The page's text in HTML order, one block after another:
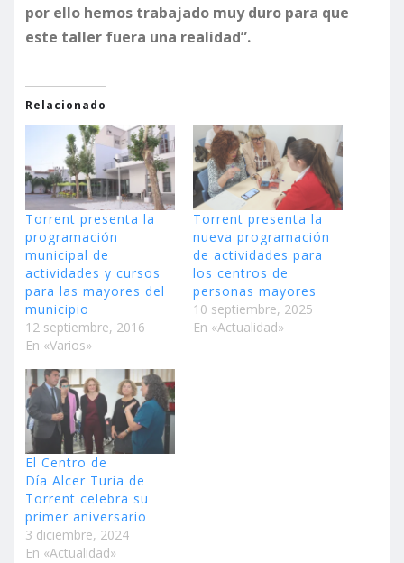
por ello hemos trabajado muy duro para que
este taller fuera una realidad”.
Relacionado
Torrent presenta la
programación
municipal de
actividades y cursos
para las mayores del
municipio
12 septiembre, 2016
En «Varios»
Torrent presenta la
nueva programación
de actividades para
los centros de
personas mayores
10 septiembre, 2025
En «Actualidad»
El Centro de
Día Alcer Turia de
Torrent celebra su
primer aniversario
3 diciembre, 2024
En «Actualidad»